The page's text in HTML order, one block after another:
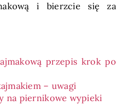
i bierzcie się za
przepis krok po
– uwagi
na piernikowe wypieki